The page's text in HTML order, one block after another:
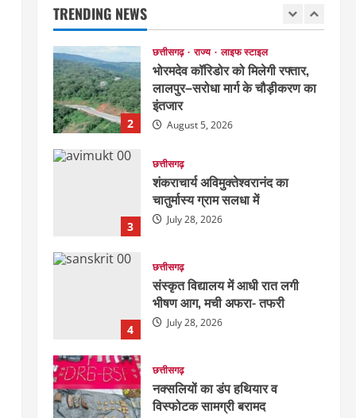
TRENDING NEWS
1
2
छत्तीसगढ़ राज्य लाइफ स्टाइल
भोरमदेव कॉरिडोर को मिलेगी रफ्तार,
लालपुर–सरोधा मार्ग के चौड़ीकरण का
इंतजार
August 5, 2026
3
छत्तीसगढ़
शंकराचार्य अविमुक्तेश्वरानंद का
चातुर्मास्य ग्राम सलधा में
July 28, 2026
4
छत्तीसगढ़
संस्कृत विद्यालय में आधी रात लगी
भीषण आग, मची अफरा- तफरी
July 28, 2026
छत्तीसगढ़
नक्सलियों का डंप हथियार व
विस्फोटक सामग्री बरामद